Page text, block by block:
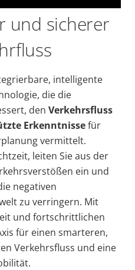
und sicherer
intelligente
die die
den Verkehrsfluss
Erkenntnissefür
vermittelt.
leiten Sie aus der
ein und
negativen
zu verringern. Mit
und fortschrittlichen
für einen smarteren,
Verkehrsfluss und eine